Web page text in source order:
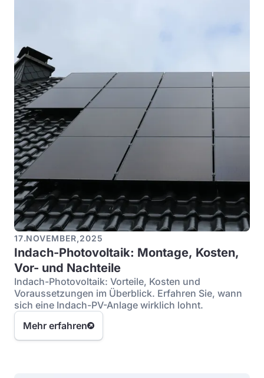
17.NOVEMBER,2025
Indach-Photovoltaik: Montage, Kosten,
Vor- und Nachteile
Indach-Photovoltaik: Vorteile, Kosten und
Voraussetzungen im Überblick. Erfahren Sie, wann
sich eine Indach-PV-Anlage wirklich lohnt.
Mehr erfahren